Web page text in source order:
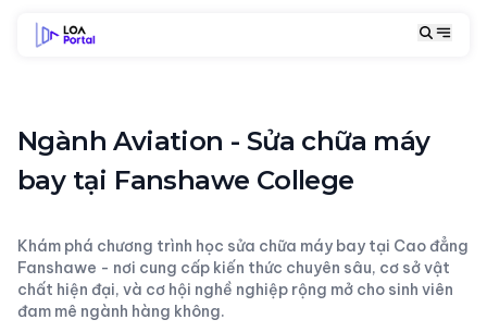
Ngành Aviation - Sửa chữa máy
bay tại Fanshawe College
Khám phá chương trình học sửa chữa máy bay tại Cao đẳng
Fanshawe - nơi cung cấp kiến thức chuyên sâu, cơ sở vật
chất hiện đại, và cơ hội nghề nghiệp rộng mở cho sinh viên
đam mê ngành hàng không.